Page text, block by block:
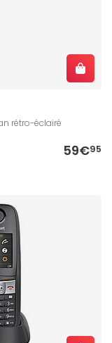
rétro-éclairé
59€95